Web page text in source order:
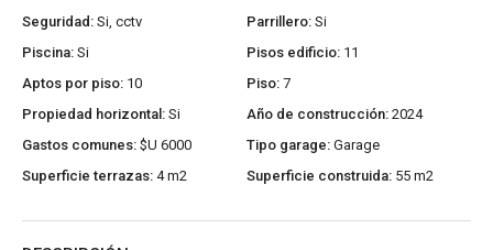
Seguridad: Si, cctv Parrillero: Si
Piscina: Si Pisos edificio: 11
Aptos por piso: 10 Piso: 7
Propiedad horizontal: Si Año de construcción: 2024
Gastos comunes: $U 6000 Tipo garage: Garage
Superficie terrazas: 4 m2 Superficie construida: 55 m2